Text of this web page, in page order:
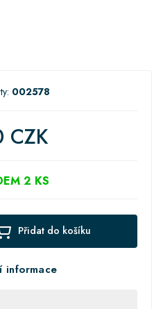
002578
CZK
2 KS
Přidat do košíku
informace